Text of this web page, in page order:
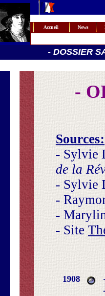
Accueil News
- DOSSIER
-
Sources:
- Sylvie
de la
- Sylvie
-
-
- Site
1908